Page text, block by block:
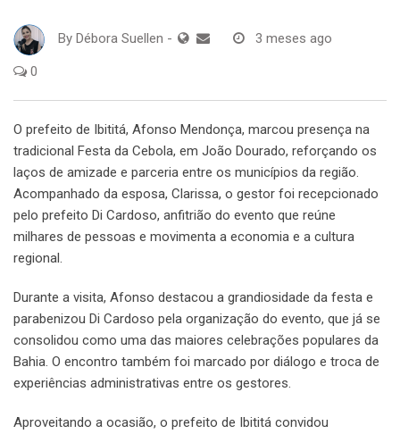
By Débora Suellen - 3 meses ago
0
O prefeito de Ibititá, Afonso Mendonça, marcou presença na
tradicional Festa da Cebola, em João Dourado, reforçando os
laços de amizade e parceria entre os municípios da região.
Acompanhado da esposa, Clarissa, o gestor foi recepcionado
pelo prefeito Di Cardoso, anfitrião do evento que reúne
milhares de pessoas e movimenta a economia e a cultura
regional.
Durante a visita, Afonso destacou a grandiosidade da festa e
parabenizou Di Cardoso pela organização do evento, que já se
consolidou como uma das maiores celebrações populares da
Bahia. O encontro também foi marcado por diálogo e troca de
experiências administrativas entre os gestores.
Aproveitando a ocasião, o prefeito de Ibititá convidou